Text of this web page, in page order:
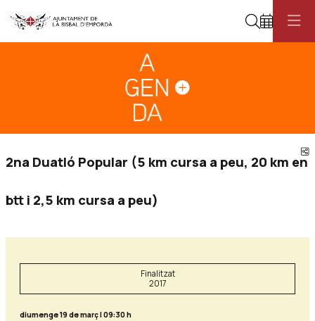
Cerca
2na Duatló Popular (5 km cursa a peu, 20 km en
btt i 2,5 km cursa a peu)
Finalitzat
2017
diumenge 19 de març|09:30 h